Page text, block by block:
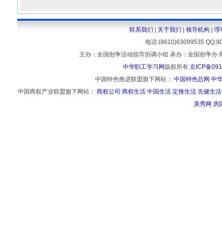
联系我们 关于我们 领导机构
理
电话:(8610)63099535
主办：全国创争活动指导协调小组 承办：全国创争
中华职工学习网 版权所有 京ICP备
中国特色推进联盟旗下网站： 中国特色总网 中
中国商权产业联盟旗下网站： 商权公司 商权生活 中国生活 定推生活 先健生活
美秀网 房